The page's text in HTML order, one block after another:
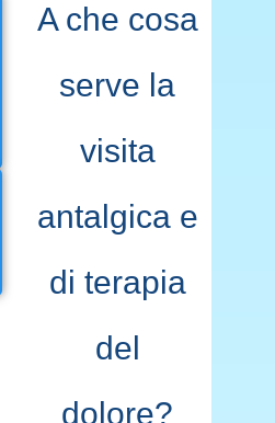
A che cosa
serve la
visita
antalgica e
di terapia
del
dolore?